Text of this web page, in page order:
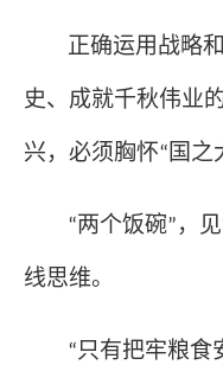
正确运用战略
史、成就千秋伟业
兴，必须胸怀“ 国之
“两个饭碗” ，
线思维。
“ 只有把牢粮食